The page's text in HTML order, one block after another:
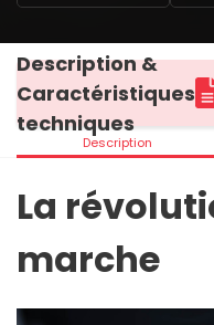
Description &
Caractéristiques
techniques
Description
La
marche